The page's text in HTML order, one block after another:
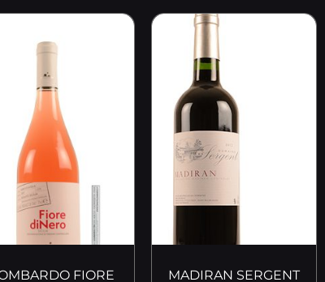
FIORE
MADIRAN SERGENT